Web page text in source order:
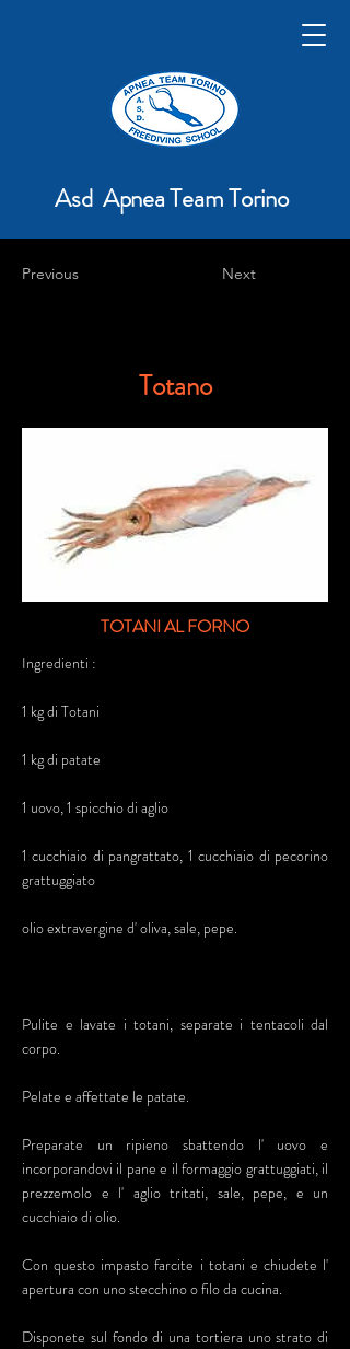
Asd Apnea Team Torino
Previous Next
Totano
TOTANI AL FORNO
Ingredienti :
1 kg di Totani
1 kg di patate
1 uovo, 1 spicchio di aglio
1 cucchiaio di pangrattato, 1 cucchiaio di pecorino
grattuggiato
olio extravergine d' oliva, sale, pepe.
Pulite e lavate i totani, separate i tentacoli dal
corpo.
Pelate e affettate le patate.
Preparate un ripieno sbattendo l' uovo e
incorporandovi il pane e il formaggio grattuggiati, il
prezzemolo e l' aglio tritati, sale, pepe, e un
cucchiaio di olio.
Con questo impasto farcite i totani e chiudete l'
apertura con uno stecchino o filo da cucina.
Disponete sul fondo di una tortiera uno strato di